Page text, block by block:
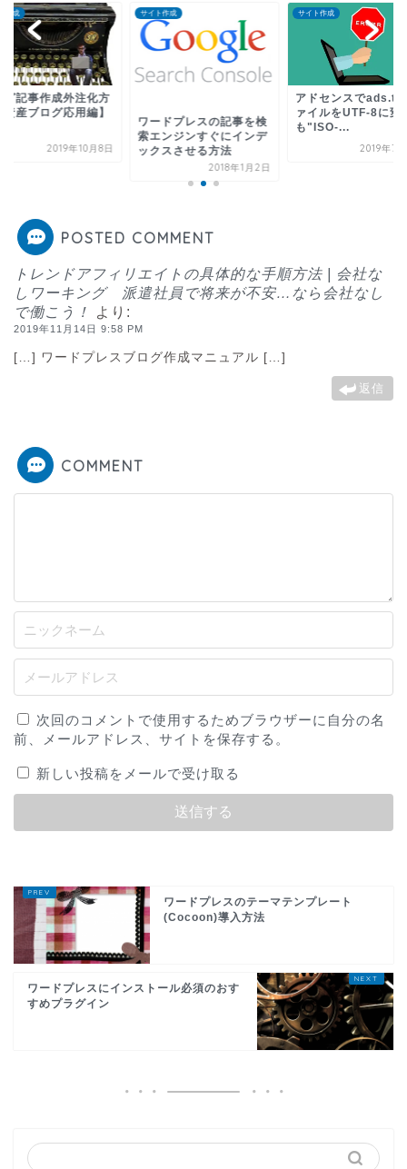
作成
グ記事作成外注化方
資産ブログ応用編】
2019年10月8日
サイト作成
ワードプレスの記事を検
索エンジンすぐにインデ
ックスさせる方法
2018年1月2日
サイト作成
アドセンスで
ァイルをUTF-8に変
も"ISO-...
2019年7
POSTED COMMENT
トレンドアフィリエイトの具体的な手順方法 | 会社な
しワーキング 派遣社員で将来が不安…なら会社なし
で働こう！
より:
2019年11月14日 9:58 PM
[…] ワードプレスブログ作成マニュアル […]
返信
COMMENT
次回のコメントで使用するためブラウザーに自分の名
前、メールアドレス、サイトを保存する。
新しい投稿をメールで受け取る
ワードプレスのテーマテンプレート
(Cocoon)導入方法
ワードプレスにインストール必須のおす
すめプラグイン